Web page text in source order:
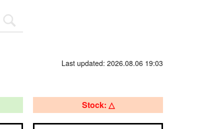
Last updated: 2026.08.06 19:03
Stock: △